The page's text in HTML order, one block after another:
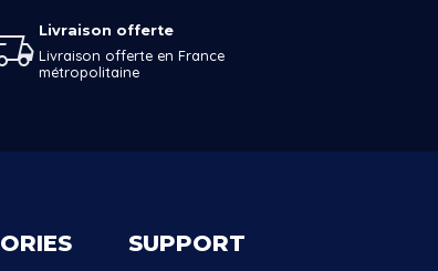
Livraison offerte
Livraison offerte en France
métropolitaine
SUPPORT